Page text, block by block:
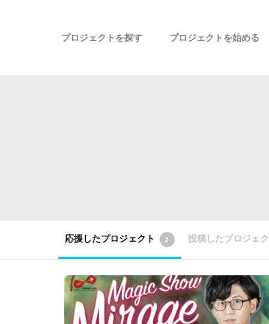
プロジェクトを探す プロジェクトを始める
応援したプロジェクト 2 投稿したプロジェ